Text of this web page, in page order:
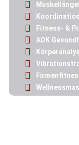
Fitness- &
AOK